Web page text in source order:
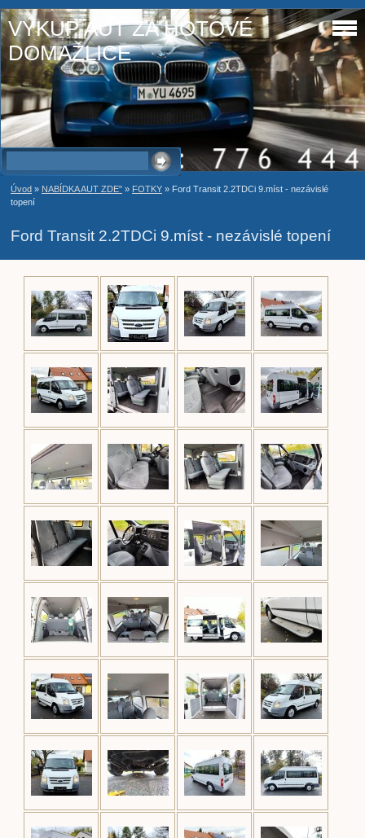
VÝKUP AUT ZA HOTOVÉ
DOMAŽLICE
Úvod » NABÍDKA AUT ZDE" » FOTKY » Ford Transit 2.2TDCi 9.míst - nezávislé
topení
Ford Transit 2.2TDCi 9.míst - nezávislé topení